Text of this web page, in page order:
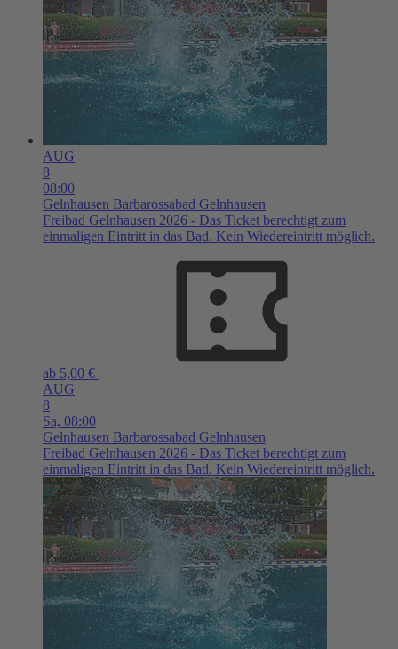
AUG
8
08:00
Gelnhausen Barbarossabad Gelnhausen
Freibad Gelnhausen 2026 - Das Ticket berechtigt zum
einmaligen Eintritt in das Bad. Kein Wiedereintritt möglich.
ab 5,00 €
AUG
8
Sa, 08:00
Gelnhausen Barbarossabad Gelnhausen
Freibad Gelnhausen 2026 - Das Ticket berechtigt zum
einmaligen Eintritt in das Bad. Kein Wiedereintritt möglich.